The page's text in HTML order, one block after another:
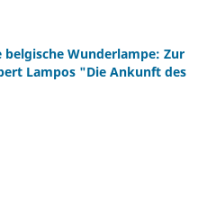
belgische Wunderlampe: Zur
Lampos "Die Ankunft des